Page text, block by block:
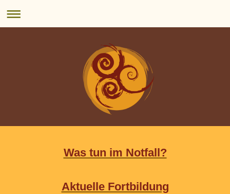
Was tun im Notfall?
Aktuelle Fortbildung